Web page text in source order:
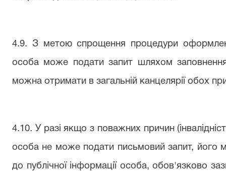
4.9. З метою спрощення процедури
особа може подати запит шляхом
можна отримати в загальній канцелярії обох
4.10. У разі якщо з поважних причин
особа не може подати письмовий запит, його
до публічної інформації особа, обов'язково